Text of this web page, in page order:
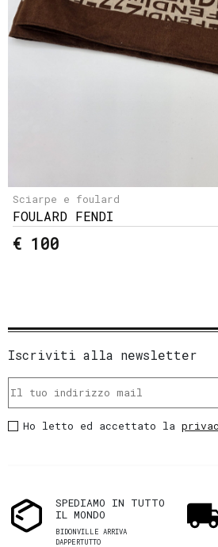
Sciarpe e foulard
FOULARD FENDI
€ 100
Iscriviti alla newsletter
Ho letto ed accettato la
SPEDIAMO IN TUTTO
IL MONDO
BIDONVILLE ARRIVA
DAPPERTUTTO